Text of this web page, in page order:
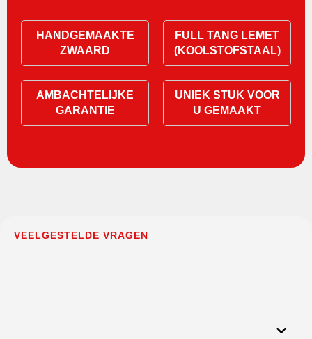
HANDGEMAAKTE
ZWAARD
FULL TANG LEMET
(KOOLSTOFSTAAL)
AMBACHTELIJKE
GARANTIE
UNIEK STUK VOOR
U GEMAAKT
VEELGESTELDE VRAGEN